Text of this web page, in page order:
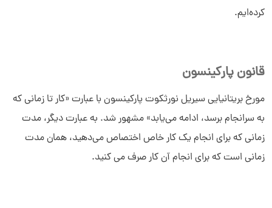
کرده‌ایم.
قانون پارکینسون
مورخ بریتانیایی سیریل نورثکوت پارکینسون با عبارت «کار تا زمانی که
به سرانجام برسد، ادامه می‌یابد» مشهور شد. به عبارت دیگر، مدت
زمانی که برای انجام یک کار خاص اختصاص می‌دهید، همان مدت
زمانی است که برای انجام آن کار صرف می کنید.